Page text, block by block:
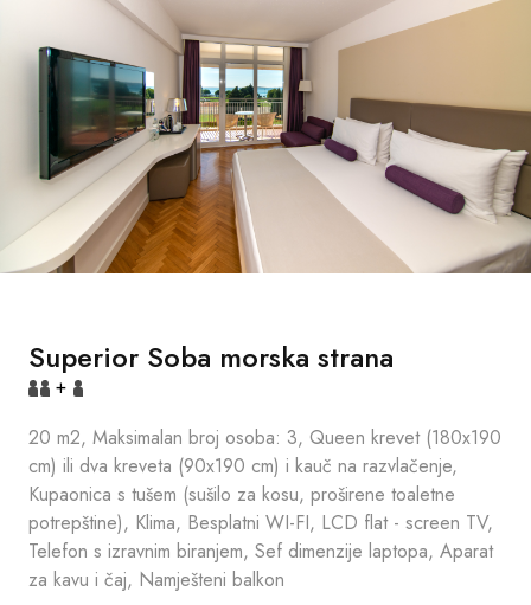
Superior Soba morska strana
+
20 m2, Maksimalan broj osoba: 3, Queen krevet (180x190
cm) ili dva kreveta (90x190 cm) i kauč na razvlačenje,
Kupaonica s tušem (sušilo za kosu, proširene toaletne
potrepštine), Klima, Besplatni WI-FI, LCD flat - screen TV,
Telefon s izravnim biranjem, Sef dimenzije laptopa, Aparat
za kavu i čaj, Namješteni balkon